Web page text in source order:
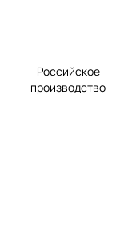
Российское
производство